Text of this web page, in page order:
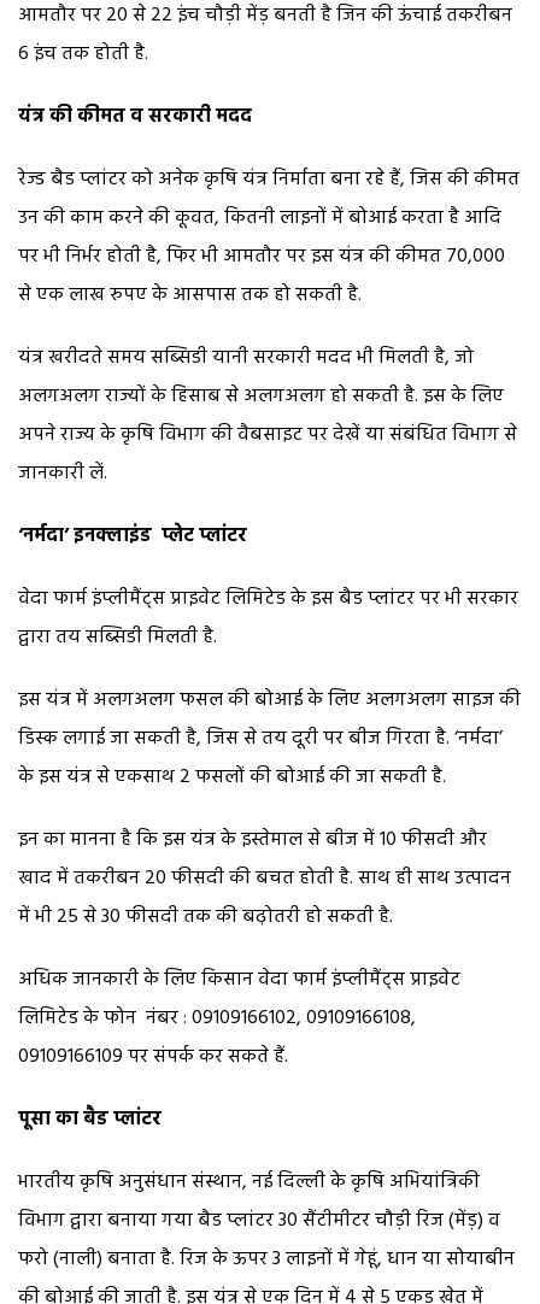
आमतौर पर 20 से 22 इंच चौड़ी मेंड़ बनती है जिन की ऊंचाई तकरीबन
6 इंच तक होती है.
यंत्र की कीमत व सरकारी मदद
रेज्ड बैड प्लांटर को अनेक कृषि यंत्र निर्माता बना रहे हैं, जिस की कीमत
उन की काम करने की कूवत, कितनी लाइनों में बोआई करता है आदि
पर भी निर्भर होती है, फिर भी आमतौर पर इस यंत्र की कीमत 70,000
से एक लाख रुपए के आसपास तक हो सकती है.
यंत्र खरीदते समय सब्सिडी यानी सरकारी मदद भी मिलती है, जो
अलगअलग राज्यों के हिसाब से अलगअलग हो सकती है. इस के लिए
अपने राज्य के कृषि विभाग की वैबसाइट पर देखें या संबंधित विभाग से
जानकारी लें.
‘नर्मदा’इनक्लाइंड प्लेट प्लांटर
वेदा फार्म इंप्लीमैंट्स प्राइवेट लिमिटेड के इस बैड प्लांटर पर भी सरकार
द्वारा तय सब्सिडी मिलती है.
इस यंत्र में अलगअलग फसल की बोआई के लिए अलगअलग साइज की
डिस्क लगाई जा सकती है, जिस से तय दूरी पर बीज गिरता है. ‘नर्मदा’
के इस यंत्र से एकसाथ 2 फसलों की बोआई की जा सकती है.
इन का मानना है कि इस यंत्र के इस्तेमाल से बीज में 10 फीसदी और
खाद में तकरीबन 20 फीसदी की बचत होती है. साथ ही साथ उत्पादन
में भी 25 से 30 फीसदी तक की बढ़ोतरी हो सकती है.
अधिक जानकारी के लिए किसान वेदा फार्म इंप्लीमैंट्स प्राइवेट
लिमिटेड के फोन नंबर : 09109166102, 09109166108,
09109166109 पर संपर्क कर सकते हैं.
पूसा का बैड प्लांटर
भारतीय कृषि अनुसंधान संस्थान, नई दिल्ली के कृषि अभियांत्रिकी
विभाग द्वारा बनाया गया बैड प्लांटर 30 सैंटीमीटर चौड़ी रिज (मेंड़) व
फरो (नाली) बनाता है. रिज के ऊपर 3 लाइनों में गेहूं, धान या सोयाबीन
की बोआई की जाती है. इस यंत्र से एक दिन में 4 से 5 एकड़ खेत में